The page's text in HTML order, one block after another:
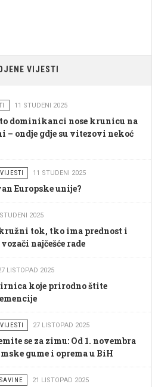
VIJESTI
11 STUDENI 2025
dominikanci nose krunicu na
– ondje gdje su vitezovi nekoć
11 STUDENI 2025
Europske unije?
2025
tok, tko ima prednost i
najčešće rade
LISTOPAD 2025
koje prirodno štite
27 LISTOPAD 2025
se za zimu: Od 1. novembra
gume i oprema u BiH
21 LISTOPAD 2025